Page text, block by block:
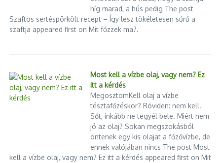
Következő
elfáradt és elhasználódott
híg marad, a hús pedig The post
Szaftos sertéspörkölt recept – Így lesz tökéletesen sűrű a
szaftja appeared first on Mit főzzek ma?.
Most kell a vízbe olaj, vagy nem? Ez
itt a kérdés
MegosztomKell olaj a vízbe
tésztafőzéskor? Röviden: nem kell.
Sőt, inkább ne tegyél bele. Miért nem
jó az olaj? Sokan megszokásból
öntenek egy kis olajat a főzővízbe, de
ennek valójában nincs The post Most
kell a vízbe olaj, vagy nem? Ez itt a kérdés appeared first on Mit